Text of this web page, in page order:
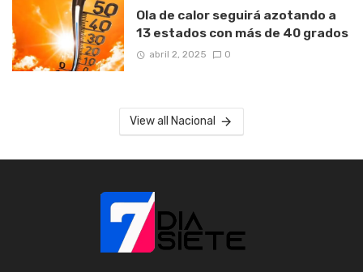
Ola de calor seguirá azotando a
13 estados con más de 40 grados
abril 2, 2025 0
View all Nacional